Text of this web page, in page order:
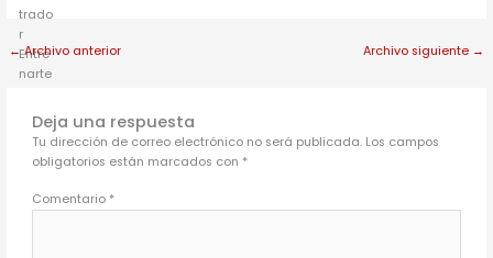
←Archivo anterior Archivo siguiente →
Deja una respuesta
Tu dirección de correo electrónico no será publicada. Los campos
obligatorios están marcados con *
Comentario *